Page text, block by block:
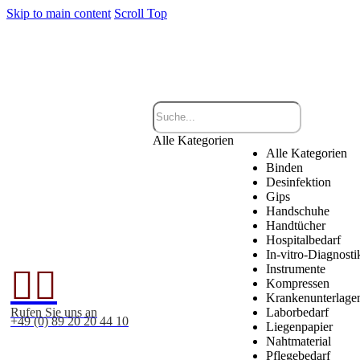
Skip to main content Scroll Top

Rufen Sie uns an
+49 (0) 89 20 20 44 10
Alle Kategorien
Alle Kategorien
Binden
Desinfektion
Gips
Handschuhe
Handtücher
Hospitalbedarf
In-vitro-
Instrumente
Kompressen
Laborbedarf
Liegenpapier
Nahtmaterial
Pflegebedarf